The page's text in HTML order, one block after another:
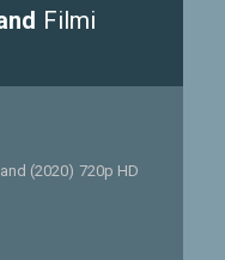
Filmi
(2020) 720p HD